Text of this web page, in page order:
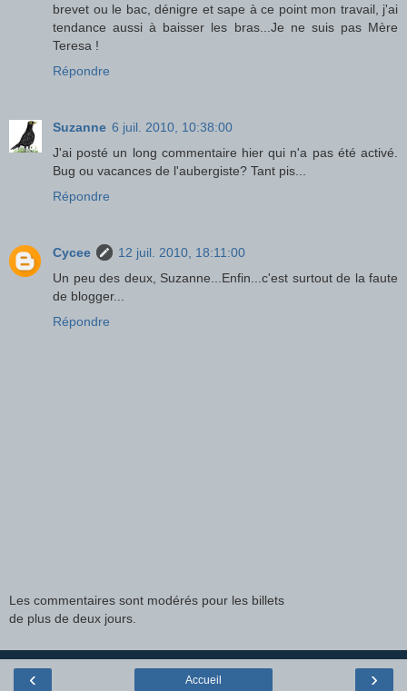
brevet ou le bac, dénigre et sape à ce point mon travail, j'ai
tendance aussi à baisser les bras...Je ne suis pas Mère
Teresa !
Répondre
Suzanne 6 juil. 2010, 10:38:00
J'ai posté un long commentaire hier qui n'a pas été activé.
Bug ou vacances de l'aubergiste? Tant pis...
Répondre
Cycee
12 juil. 2010, 18:11:00
Un peu des deux, Suzanne...Enfin...c'est surtout de la faute
de blogger...
Répondre
Les commentaires sont modérés pour les billets
de plus de deux jours.
‹ ›
Accueil